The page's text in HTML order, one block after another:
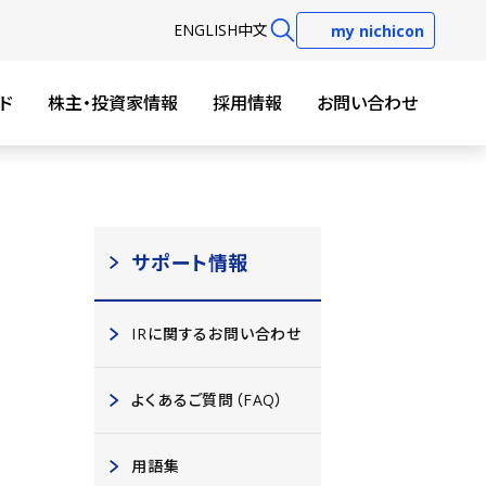
ENGLISH中文 my nichicon
株主・投資家情報 採用情報 お問い合わせ
サポート情報
IRに関するお問い合わせ
よくあるご質問（FAQ）
用語集